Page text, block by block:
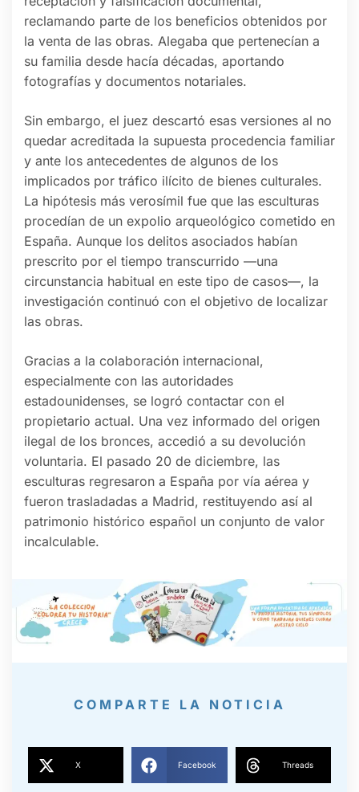
reclamando parte de los beneficios obtenidos por
la venta de las obras. Alegaba que pertenecían a
su familia desde hacía décadas, aportando
fotografías y documentos notariales.
Sin embargo, el juez descartó esas versiones al no
quedar acreditada la supuesta procedencia familiar
y ante los antecedentes de algunos de los
implicados por tráfico ilícito de bienes culturales.
La hipótesis más verosímil fue que las esculturas
procedían de un expolio arqueológico cometido en
España. Aunque los delitos asociados habían
prescrito por el tiempo transcurrido —una
circunstancia habitual en este tipo de casos—, la
investigación continuó con el objetivo de localizar
las obras.
Gracias a la colaboración internacional,
especialmente con las autoridades
estadounidenses, se logró contactar con el
propietario actual. Una vez informado del origen
ilegal de los bronces, accedió a su devolución
voluntaria. El pasado 20 de diciembre, las
esculturas regresaron a España por vía aérea y
fueron trasladadas a Madrid, restituyendo así al
patrimonio histórico español un conjunto de valor
incalculable.
COMPARTE LA NOTICIA
X Facebook Threads